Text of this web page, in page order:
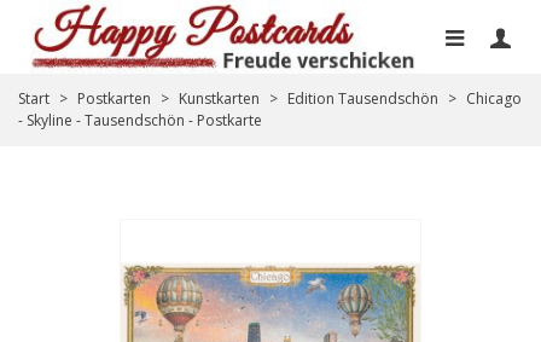
Start > Postkarten > Kunstkarten > Edition Tausendschön > Chicago
- Skyline - Tausendschön - Postkarte